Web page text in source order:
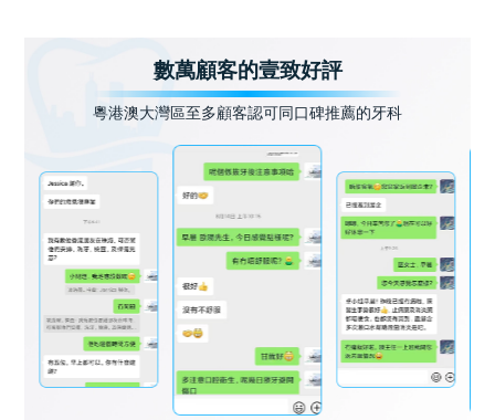
數萬顧客的壹致好評
粵港澳大灣區至多顧客認可同口碑推薦的牙科